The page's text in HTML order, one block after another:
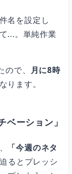
名を設定し
...。単純作業
で、
月に8時
ります。
ーション」
「今週のネタ
るとプレッシ